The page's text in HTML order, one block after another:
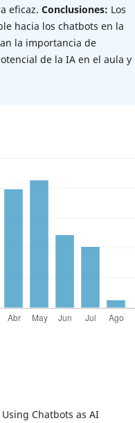
eficaz. Conclusiones: Los
hacia los chatbots en la
la importancia de
de la IA en el aula y
Using Chatbots as AI